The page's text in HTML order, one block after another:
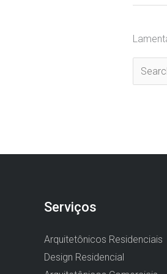
por:
Serviços
Arquitetônicos Residenciais
Design Residencial